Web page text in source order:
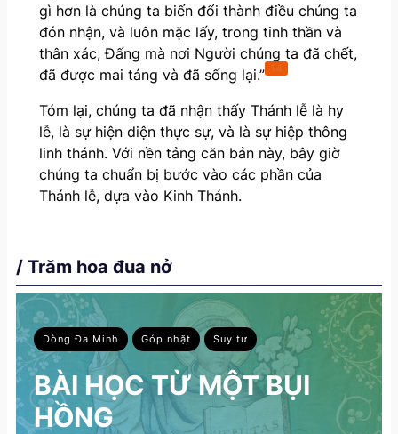
gì hơn là chúng ta biến đổi thành điều chúng ta
đón nhận, và luôn mặc lấy, trong tinh thần và
thân xác, Đấng mà nơi Người chúng ta đã chết,
đã được mai táng và đã sống lại.” 14
Tóm lại, chúng ta đã nhận thấy Thánh lễ là hy
lễ, là sự hiện diện thực sự, và là sự hiệp thông
linh thánh. Với nền tảng căn bản này, bây giờ
chúng ta chuẩn bị bước vào các phần của
Thánh lễ, dựa vào Kinh Thánh.
/ Trăm hoa đua nở
Dòng Đa Minh Góp nhặt Suy tư
BÀI HỌC TỪ MỘT BỤI
HỒNG